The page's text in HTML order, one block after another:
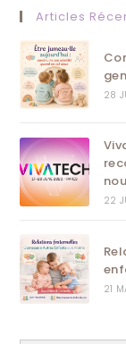
Articles
28
22
21